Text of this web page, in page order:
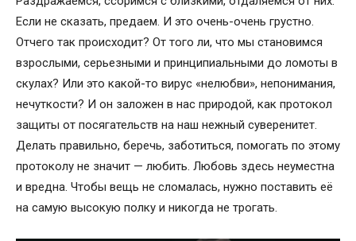
Если не сказать, предаем. И это очень-очень грустно.
Отчего так происходит? От того ли, что мы становимся
взрослыми, серьезными и принципиальными до ломоты в
скулах? Или это какой-то вирус «нелюбви», непонимания,
нечуткости? И он заложен в нас природой, как протокол
защиты от посягательств на наш нежный суверенитет.
Делать правильно, беречь, заботиться, помогать по этому
протоколу не значит — любить. Любовь здесь неуместна
и вредна. Чтобы вещь не сломалась, нужно поставить её
на самую высокую полку и никогда не трогать.